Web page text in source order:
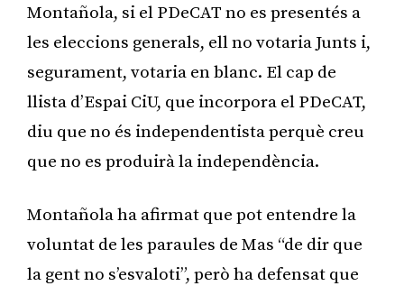
Montañola, si el PDeCAT no es presentés a
les eleccions generals, ell no votaria Junts i,
segurament, votaria en blanc. El cap de
llista d’Espai CiU, que incorpora el PDeCAT,
diu que no és independentista perquè creu
que no es produirà la independència.
Montañola ha afirmat que pot entendre la
voluntat de les paraules de Mas “de dir que
la gent no s’esvaloti”, però ha defensat que